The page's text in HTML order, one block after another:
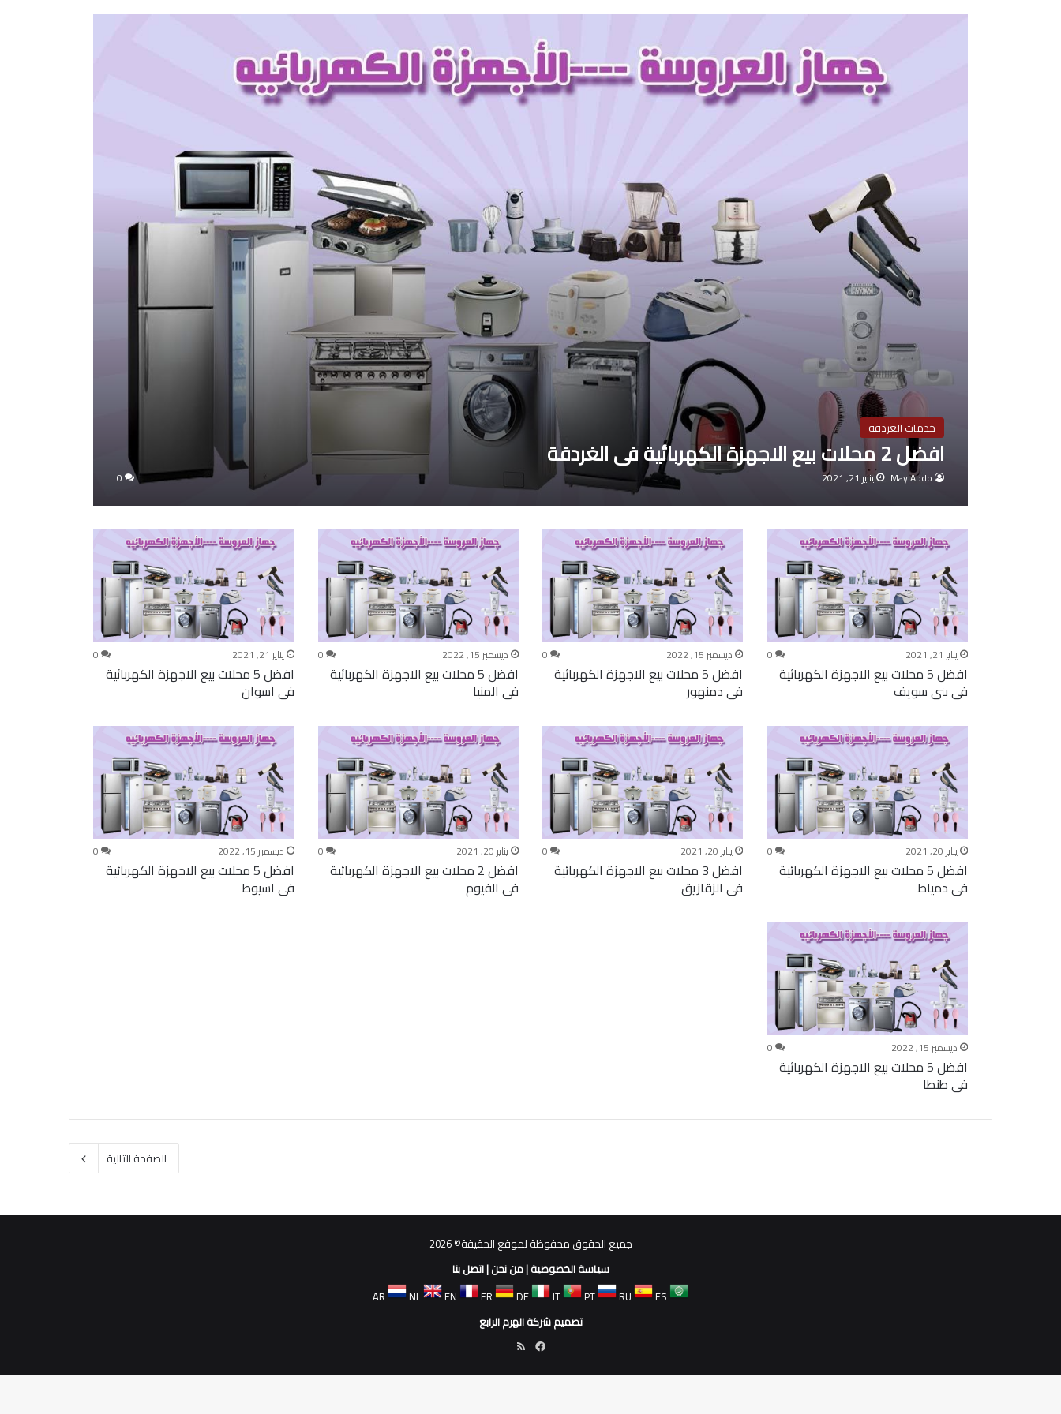
خدمات الغردقة
افضل 2 محلات بيع الاجهزة الكهربائية فى الغردقة
May Abdo يناير 21, 2021 0
يناير 21, 2021 0
افضل 5 محلات بيع الاجهزة الكهربائية
فى بنى سويف
ديسمبر 15, 2022 0
افضل 5 محلات بيع الاجهزة الكهربائية
فى دمنهور
ديسمبر 15, 2022 0
افضل 5 محلات بيع الاجهزة الكهربائية
فى المنيا
يناير 21, 2021 0
افضل 5 محلات بيع الاجهزة الكهربائية
فى اسوان
يناير 20, 2021 0
افضل 5 محلات بيع الاجهزة الكهربائية
فى دمياط
يناير 20, 2021 0
افضل 3 محلات بيع الاجهزة الكهربائية
فى الزقازيق
يناير 20, 2021 0
افضل 2 محلات بيع الاجهزة الكهربائية
فى الفيوم
ديسمبر 15, 2022 0
افضل 5 محلات بيع الاجهزة الكهربائية
فى اسيوط
ديسمبر 15, 2022 0
افضل 5 محلات بيع الاجهزة الكهربائية
فى طنطا
الصفحة التالية
جميع الحقوق محفوظة لموقع الحقيقة© 2026
سياسة الخصوصية|من نحن|اتصل بنا
AR
NL EN FR DE IT PT RU
ES
تصميم شركة الهرم الرابع
فيسبوك